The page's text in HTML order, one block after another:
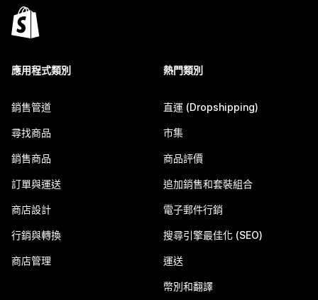
應用程式類別
銷售管道
尋找商品
銷售商品
訂單與運送
商店設計
行銷與轉換
商店管理
熱門類別
直運 (Dropshipping)
市集
商品評價
追加銷售和套裝組合
電子郵件行銷
搜尋引擎最佳化 (SEO)
運送
幣別和翻譯